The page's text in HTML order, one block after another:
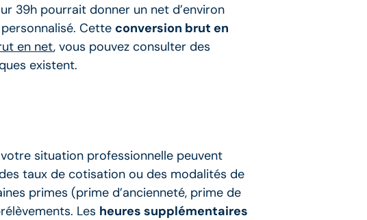
39h pourrait donner un net d’environ
Cette conversion brut en
en net, vous pouvez consulter des
existent.
situation professionnelle peuvent
taux de cotisation ou des modalités de
primes (prime d’ancienneté, prime de
Les heures supplémentaires